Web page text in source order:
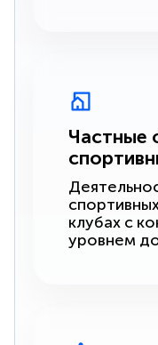
Частные
клубах с
уровнем